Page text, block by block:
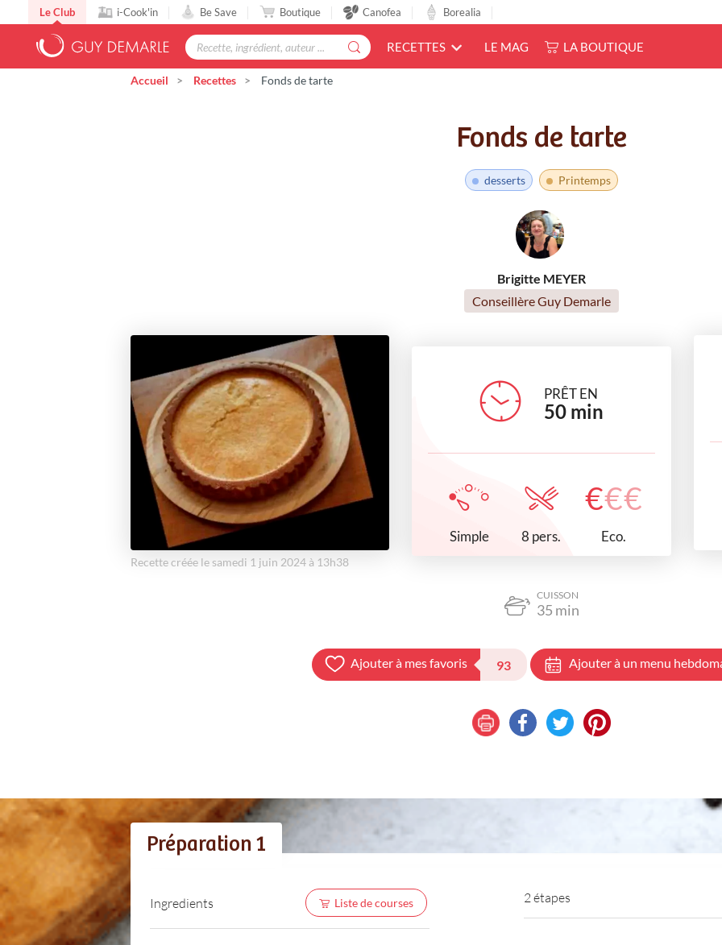
Le Club i-Cook'in Be Save Boutique Canofea Borealia
RECETTES LE MAG LA BOUTIQUE
Accueil Recettes Fonds de tarte
Fonds de tarte
desserts Printemps
Brigitte MEYER
Conseillère Guy Demarle
Recette créée le samedi 1 juin 2024 à 13h38
PRÊT EN
50 min
Simple 8 pers.
€€€
Eco.
CUISSON
35 min
Ajouter à mes favoris 93 Ajouter à un menu
Préparation 1
Ingredients Liste de courses 2 étapes